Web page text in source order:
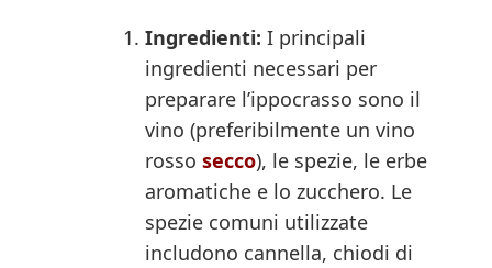
Ingredienti: I principali
ingredienti necessari per
preparare l’ippocrasso sono il
vino (preferibilmente un vino
rosso secco), le spezie, le erbe
aromatiche e lo zucchero. Le
spezie comuni utilizzate
includono cannella, chiodi di